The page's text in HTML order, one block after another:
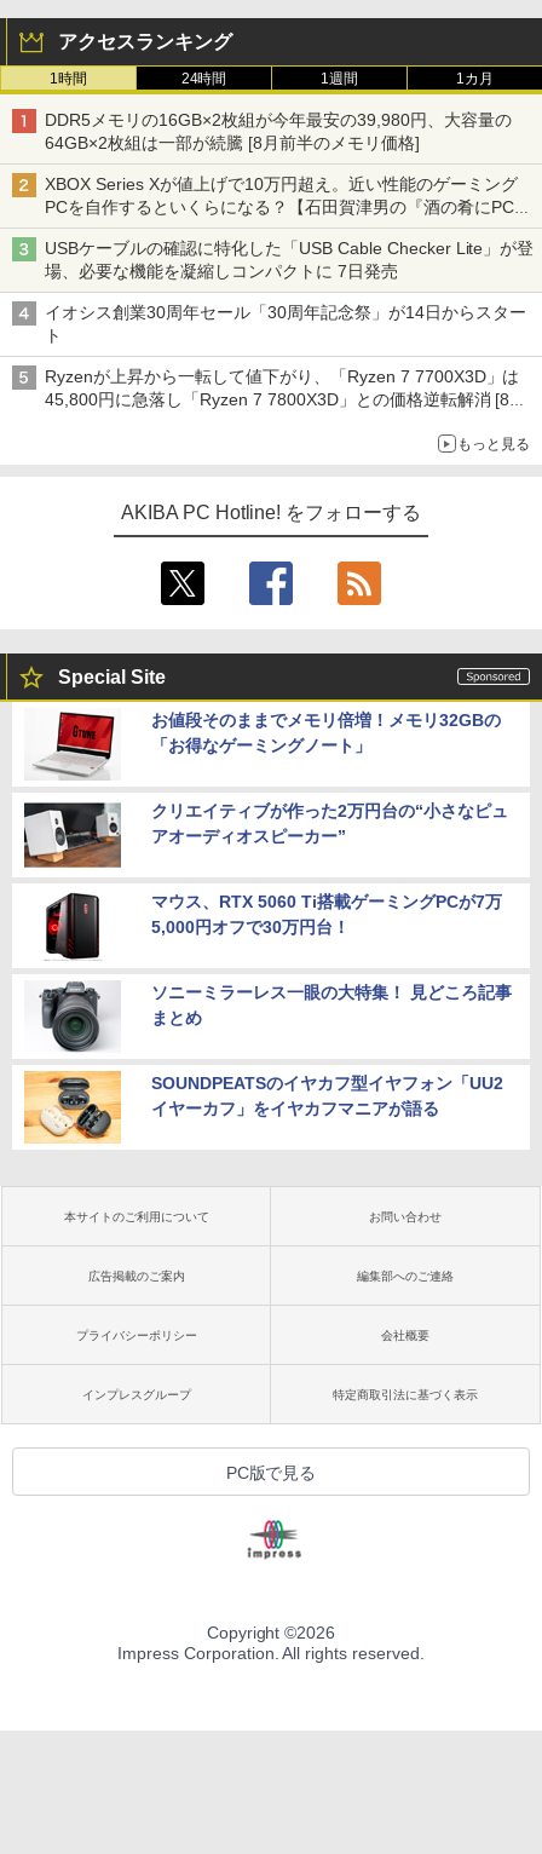
アクセスランキング
1時間 24時間 1週間 1カ月
DDR5メモリの16GB×2枚組が今年最安の39,980円、大容量の
64GB×2枚組は一部が続騰 [8月前半のメモリ価格]
XBOX Series Xが値上げで10万円超え。近い性能のゲーミング
PCを自作するといくらになる？【石田賀津男の『酒の肴にPCゲ
ーム』】
USBケーブルの確認に特化した「USB Cable Checker Lite」が登
場、必要な機能を凝縮しコンパクトに 7日発売
イオシス創業30周年セール「30周年記念祭」が14日からスター
ト
Ryzenが上昇から一転して値下がり、「Ryzen 7 7700X3D」は
45,800円に急落し「Ryzen 7 7800X3D」との価格逆転解消 [8月
もっと見る
AKIBA PC Hotline! をフォローする
Special Site
お値段そのままでメモリ倍増！メモリ32GBの
「お得なゲーミングノート」
クリエイティブが作った2万円台の“小さなピュ
アオーディオスピーカー”
マウス、RTX 5060 Ti搭載ゲーミングPCが7万
5,000円オフで30万円台！
ソニーミラーレス一眼の大特集！ 見どころ記事
まとめ
SOUNDPEATSのイヤカフ型イヤフォン「UU2
イヤーカフ」をイヤカフマニアが語る
本サイトのご利用について お問い合わせ
広告掲載のご案内 編集部へのご連絡
プライバシーポリシー 会社概要
インプレスグループ 特定商取引法に基づく表示
PC版で見る
Copyright ©2026
Impress Corporation. All rights reserved.